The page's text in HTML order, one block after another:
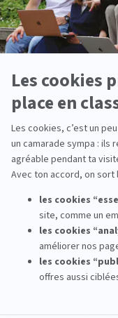
Un MBA
décision
formation
directement
vous
passionne et
votre carrière.
Je